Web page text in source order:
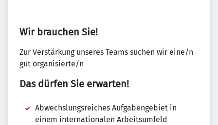
Wir brauchen Sie!
Zur Verstärkung unseres Teams suchen wir eine/n
gut organisierte/n
Das dürfen Sie erwarten!
Abwechslungsreiches Aufgabengebiet in
einem internationalen Arbeitsumfeld